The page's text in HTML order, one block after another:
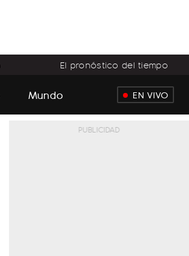
El pronóstico del tiempo
Mundo EN VIVO